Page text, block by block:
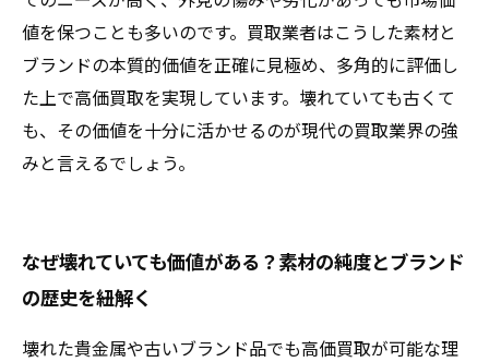
値を保つことも多いのです。買取業者はこうした素材と
ブランドの本質的価値を正確に見極め、多角的に評価し
た上で高価買取を実現しています。壊れていても古くて
も、その価値を十分に活かせるのが現代の買取業界の強
みと言えるでしょう。
なぜ壊れていても価値がある？素材の純度とブランド
の歴史を紐解く
壊れた貴金属や古いブランド品でも高価買取が可能な理